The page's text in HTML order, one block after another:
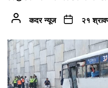
कदर न्यूज २१